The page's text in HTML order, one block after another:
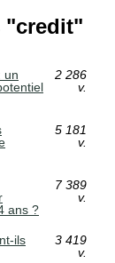
"credit"
un
2 286
v.
5 181
v.
ans ?
7 389
v.
ils
3 419
v.